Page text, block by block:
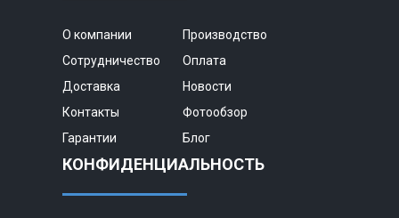
О компании
Производство
Сотрудничество
Оплата
Доставка
Новости
Контакты
Фотообзор
Гарантии
Блог
КОНФИДЕНЦИАЛЬНОСТЬ